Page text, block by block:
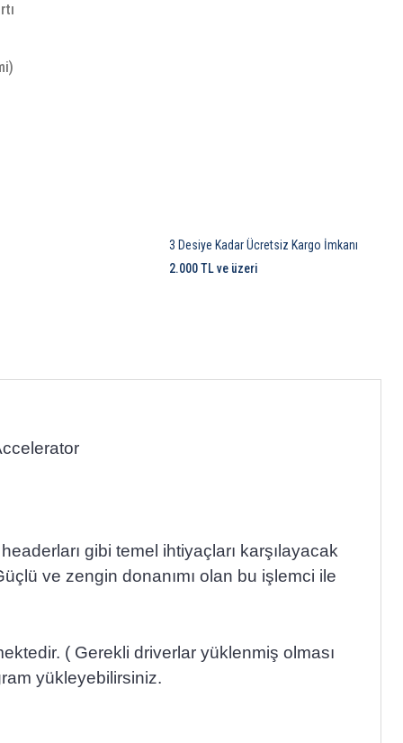
3 Desiye Kadar Ücretsiz Kargo İmkanı
2.000 TL ve üzeri
gibi temel ihtiyaçları karşılayacak
ve zengin donanımı olan bu işlemci ile
( Gerekli driverlar yüklenmiş olması
yükleyebilirsiniz.